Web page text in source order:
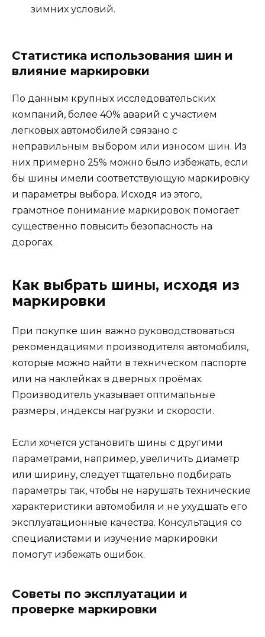
зимних условий.
Статистика использования шин и
влияние маркировки
По данным крупных исследовательских
компаний, более 40% аварий с участием
легковых автомобилей связано с
неправильным выбором или износом шин. Из
них примерно 25% можно было избежать, если
бы шины имели соответствующую маркировку
и параметры выбора. Исходя из этого,
грамотное понимание маркировок помогает
существенно повысить безопасность на
дорогах.
Как выбрать шины, исходя из
маркировки
При покупке шин важно руководствоваться
рекомендациями производителя автомобиля,
которые можно найти в техническом паспорте
или на наклейках в дверных проёмах.
Производитель указывает оптимальные
размеры, индексы нагрузки и скорости.
Если хочется установить шины с другими
параметрами, например, увеличить диаметр
или ширину, следует тщательно подбирать
параметры так, чтобы не нарушать технические
характеристики автомобиля и не ухудшать его
эксплуатационные качества. Консультация со
специалистами и изучение маркировки
помогут избежать ошибок.
Советы по эксплуатации и
проверке маркировки